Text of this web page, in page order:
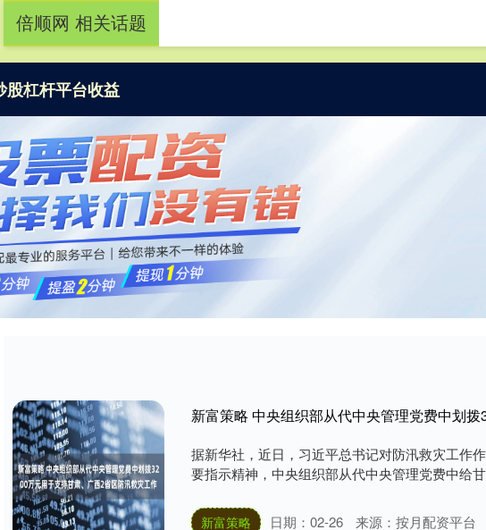
股杠杆平台收益
倍顺网 相关话题
据新华社，近日，习近平总书记对防汛救灾工作
要指示精神，中央组织部从代中央管理党费中给
新富策略 日期：02-26 来源：按月配资平台